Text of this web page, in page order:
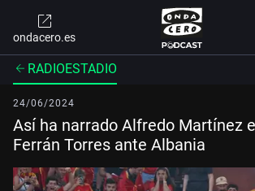
ondacero.es
RADIOESTADIO
24/06/2024
Así ha narrado Alfredo Martínez
Ferrán Torres ante Albania